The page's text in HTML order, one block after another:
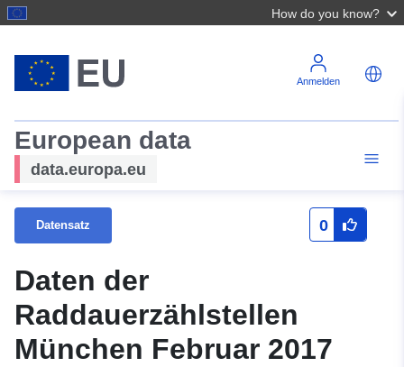
How do you know?
Anmelden
European data
data.europa.eu
Datensatz 0
Daten der
Raddauerzählstellen
München Februar 2017